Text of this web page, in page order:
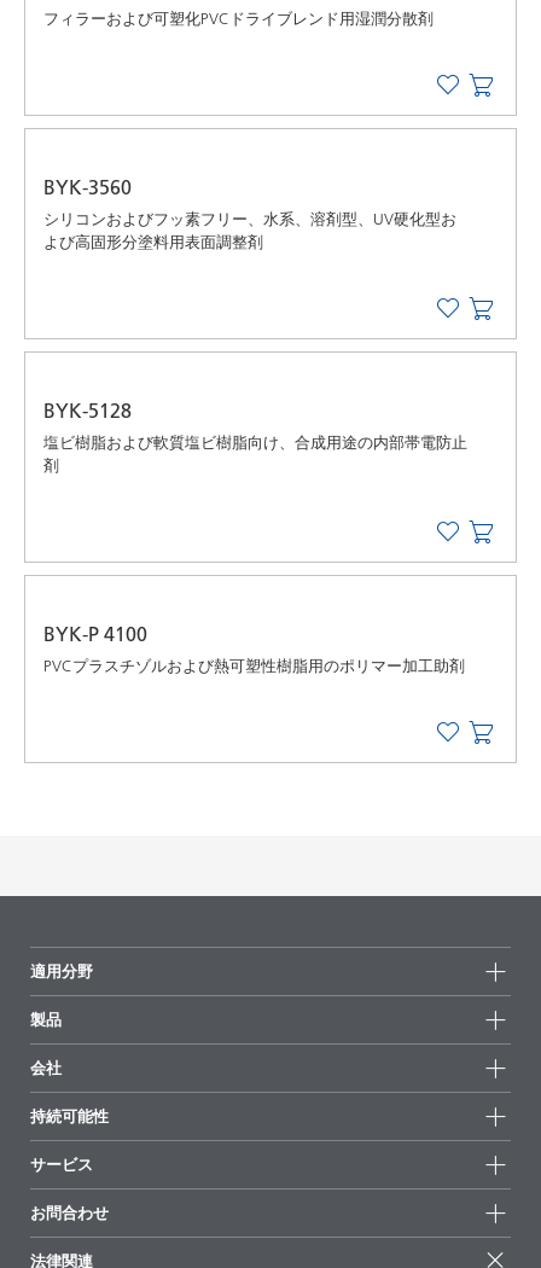
フィラーおよび可塑化PVCドライブレンド用湿潤分散剤
BYK-3560
シリコンおよびフッ素フリー、水系、溶剤型、UV硬化型お
よび高固形分塗料用表面調整剤
BYK-5128
塩ビ樹脂および軟質塩ビ樹脂向け、合成用途の内部帯電防止
剤
BYK-P 4100
PVCプラスチゾルおよび熱可塑性樹脂用のポリマー加工助剤
適用分野
製品
全製品
ハイライト
会社
ニュース
拠点と販売代理店
展示会 & イベント
経営陣
持続可能性
持続可能な製品
サクセスストーリー
EcoVadis
サービス
配合の出発点
お問合わせ
法律関連